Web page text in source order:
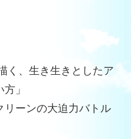
く、生き生きとしたア
」
リーンの大迫力バトル